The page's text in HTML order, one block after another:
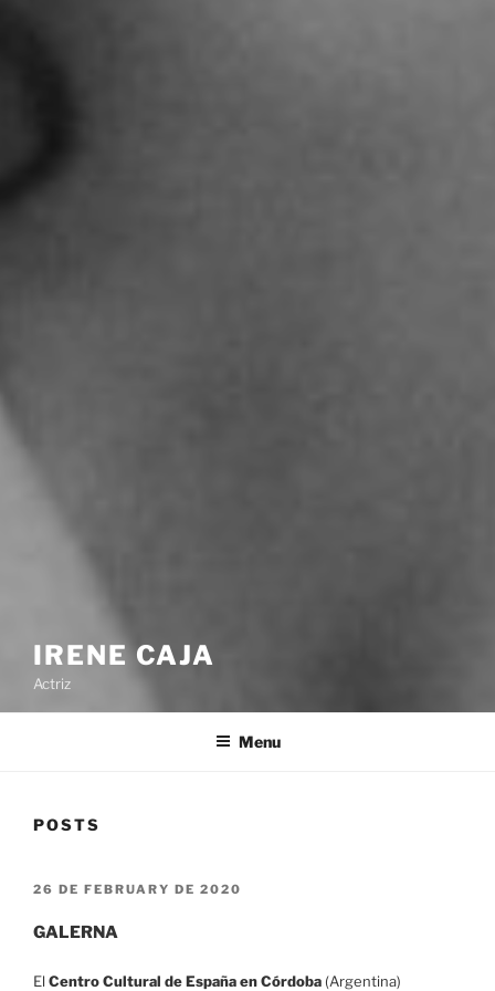
IRENE CAJA
Actriz
Menu
POSTS
POSTED
26 DE FEBRUARY DE 2020
GALERNA
El Centro Cultural de España en Córdoba (Argentina)